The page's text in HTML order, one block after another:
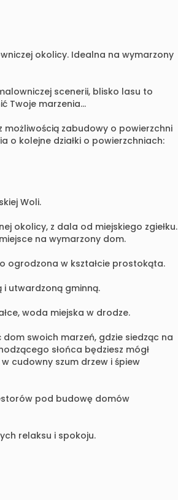
okolicy. Idealna na wymarzony
scenerii, blisko lasu to
Twoje marzenia…
możliwością zabudowy o powierzchni
o kolejne działki o powierzchniach:
Woli.
okolicy, z dala od miejskiego zgiełku.
na wymarzony dom.
ogrodzona w kształcie prostokąta.
i utwardzoną gminną.
woda miejska w drodze.
swoich marzeń, gdzie siedząc na
słońca będziesz mógł
cudowny szum drzew i śpiew
pod budowę domów
relaksu i spokoju.